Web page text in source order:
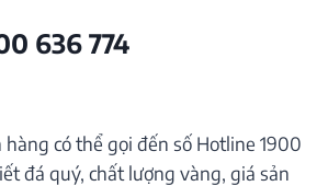
636 774
có thể gọi đến số Hotline 1900
đá quý, chất lượng vàng, giá sản